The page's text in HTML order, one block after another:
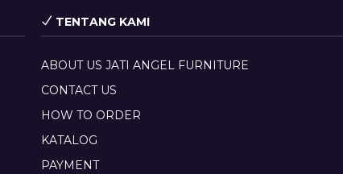
TENTANG KAMI
ABOUT US JATI ANGEL FURNITURE
CONTACT US
HOW TO ORDER
KATALOG
PAYMENT